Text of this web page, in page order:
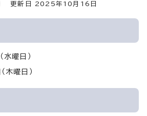
更新日 2025年10月16日
曜日）
曜日）